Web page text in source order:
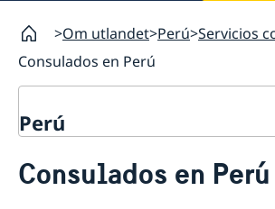
Om utlandet Perú Servicios
Consulados en Perú
Perú
Votar desde el extranjero
Consulados en Perú